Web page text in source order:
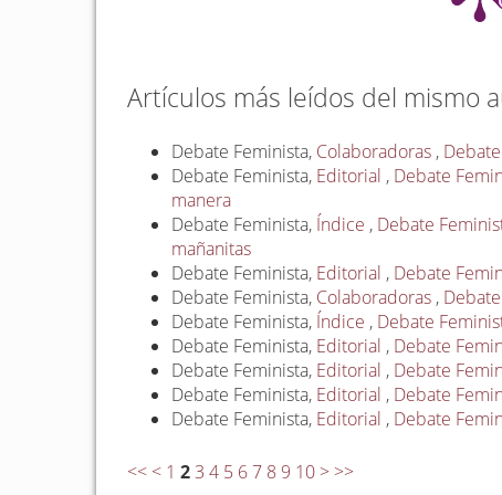
Artículos más leídos del mismo
Debate Feminista, Colaboradoras ,
Debate Feminista, Editorial , Debate
manera
Debate Feminista, Índice , Debate
mañanitas
Debate Feminista, Editorial , Debate
Debate Feminista, Colaboradoras ,
Debate Feminista, Índice , Debate
Debate Feminista, Editorial , Debate
Debate Feminista, Editorial , Debate
Debate Feminista, Editorial , Debate
Debate Feminista, Editorial , Debate
<< < 1 2 3 4 5 6 7 8 9 10 > >>